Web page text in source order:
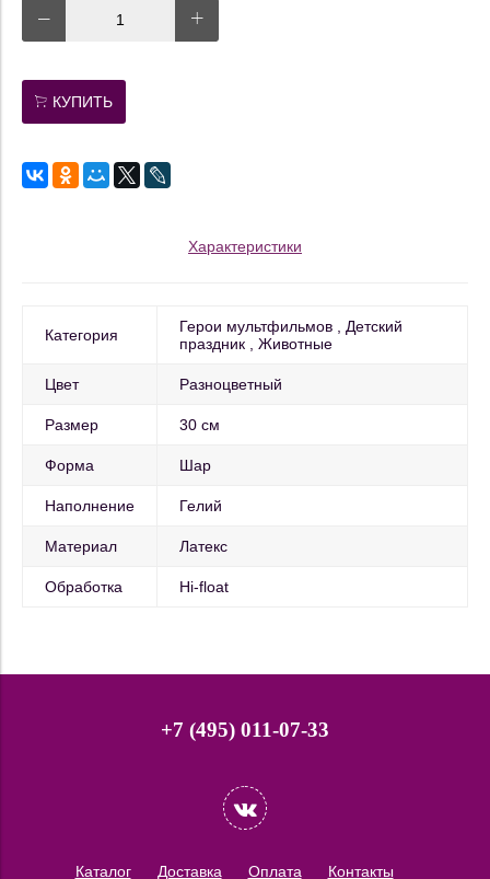
КУПИТЬ
Характеристики
Категория Герои мультфильмов
Детский
праздник
Животные
Цвет Разноцветный
Размер 30 см
Форма Шар
Наполнение Гелий
Материал Латекс
Обработка Hi-float
+7 (495) 011-07-33
Каталог Доставка Оплата Контакты